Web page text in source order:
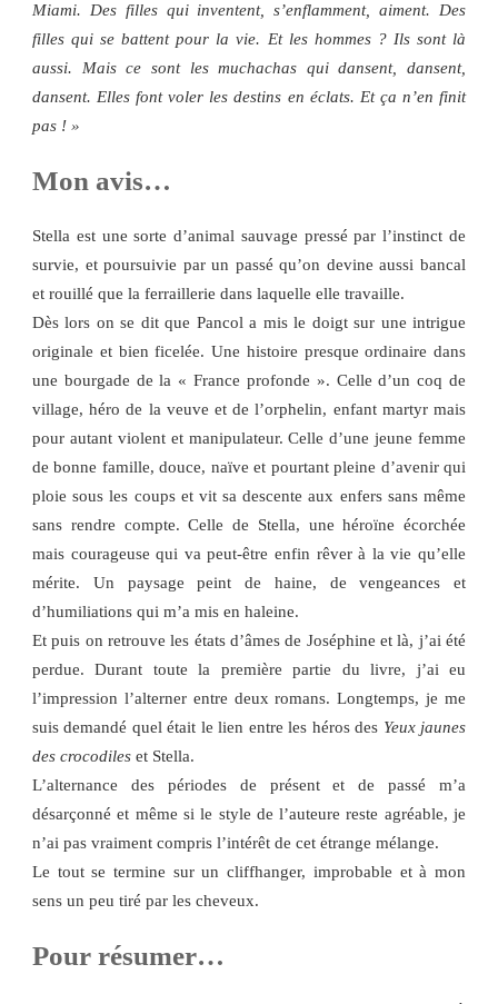
Miami. Des filles qui inventent, s’enflamment, aiment. Des
filles qui se battent pour la vie. Et les hommes ? Ils sont là
aussi. Mais ce sont les muchachas qui dansent, dansent,
dansent. Elles font voler les destins en éclats. Et ça n’en finit
pas ! »
Mon avis…
Stella est une sorte d’animal sauvage pressé par l’instinct de
survie, et poursuivie par un passé qu’on devine aussi bancal
et rouillé que la ferraillerie dans laquelle elle travaille.
Dès lors on se dit que Pancol a mis le doigt sur une intrigue
originale et bien ficelée. Une histoire presque ordinaire dans
une bourgade de la « France profonde ». Celle d’un coq de
village, héro de la veuve et de l’orphelin, enfant martyr mais
pour autant violent et manipulateur. Celle d’une jeune femme
de bonne famille, douce, naïve et pourtant pleine d’avenir qui
ploie sous les coups et vit sa descente aux enfers sans même
sans rendre compte. Celle de Stella, une héroïne écorchée
mais courageuse qui va peut-être enfin rêver à la vie qu’elle
mérite. Un paysage peint de haine, de vengeances et
d’humiliations qui m’a mis en haleine.
Et puis on retrouve les états d’âmes de Joséphine et là, j’ai été
perdue. Durant toute la première partie du livre, j’ai eu
l’impression l’alterner entre deux romans. Longtemps, je me
suis demandé quel était le lien entre les héros des Yeux jaunes
des crocodiles et Stella.
L’alternance des périodes de présent et de passé m’a
désarçonné et même si le style de l’auteure reste agréable, je
n’ai pas vraiment compris l’intérêt de cet étrange mélange.
Le tout se termine sur un cliffhanger, improbable et à mon
sens un peu tiré par les cheveux.
Pour résumer…